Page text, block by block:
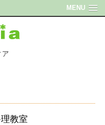
MENU
ア
教室